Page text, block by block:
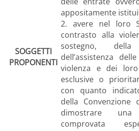
SOGGETTI
PROPONENTI
appositamente
2. avere nel loro
contrasto alla
sostegno,
dell’assistenza
violenza e dei
esclusive o
con quanto
della Convenzione
dimostrare
comprovata